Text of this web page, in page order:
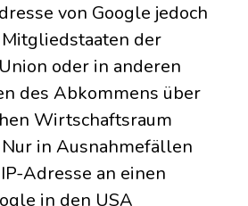
von Google jedoch
der
oder in anderen
des Abkommens über
Wirtschaftsraum
in Ausnahmefällen
Adresse an einen
in den USA